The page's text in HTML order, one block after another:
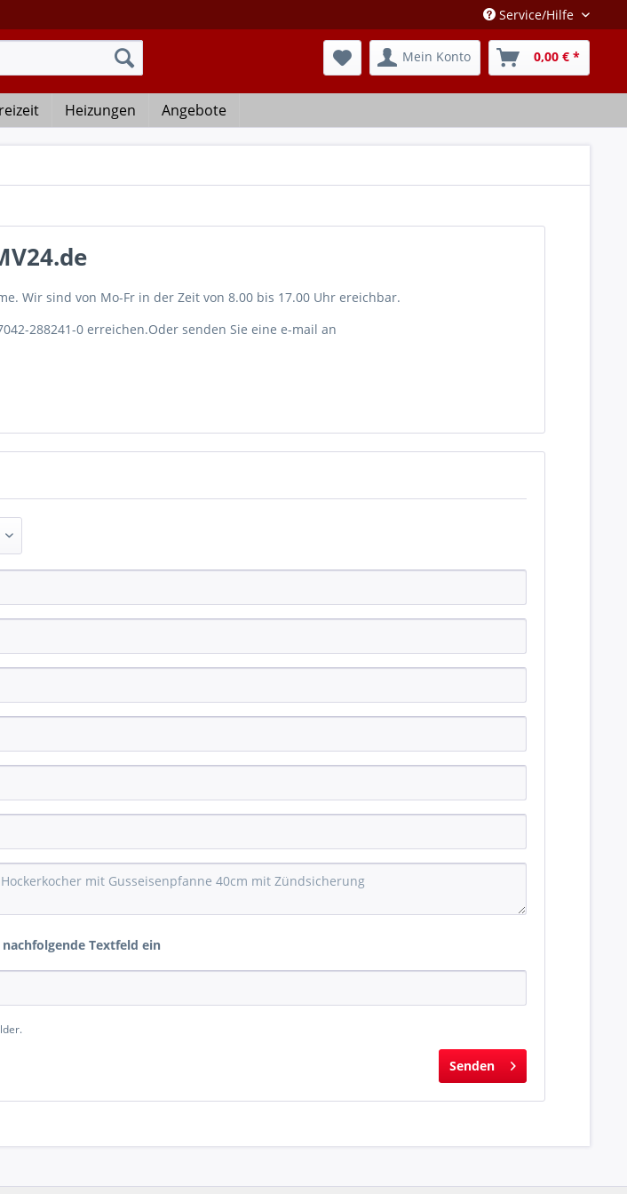
Service/Hilfe
Mein Konto 0,00 € *
Heizungen Angebote
Wir sind von Mo-Fr in der Zeit von 8.00 bis 17.00 Uhr ereichbar.
288241-0 erreichen.Oder senden Sie eine e-mail an
Textfeld ein
Senden